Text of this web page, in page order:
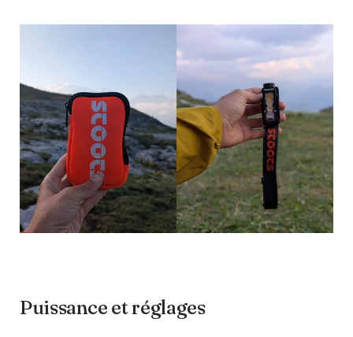
Puissance et réglages